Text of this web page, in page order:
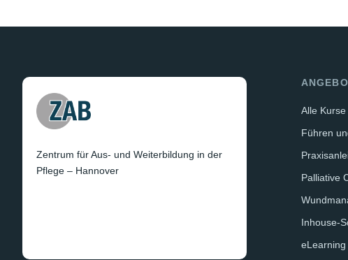
Zentrum für Aus- und Weiterbildung in der
Pflege – Hannover
Alle Kurse
Führen
Palliative
Inhouse-
eLearning